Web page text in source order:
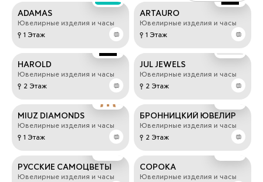
ADAMAS
Ювелирные изделия и часы
1 Этаж
ARTAURO
Ювелирные изделия и часы
1 Этаж
HAROLD
Ювелирные изделия и часы
2 Этаж
JUL JEWELS
Ювелирные изделия и часы
2 Этаж
MIUZ DIAMONDS
Ювелирные изделия и часы
1 Этаж
БРОННИЦКИЙ ЮВЕЛИР
Ювелирные изделия и часы
2 Этаж
РУССКИЕ САМОЦВЕТЫ
Ювелирные изделия и часы
СОРОКА
Ювелирные изделия и часы